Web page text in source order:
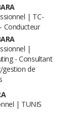
| TC-
Conducteur
|
- Consultant
gestion de
| TUNIS